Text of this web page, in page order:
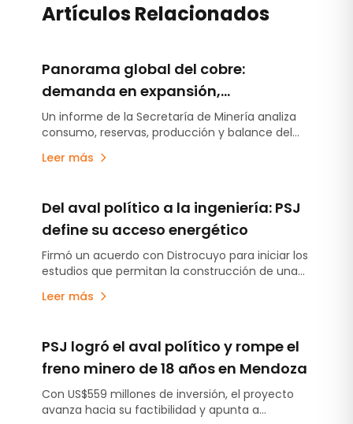
Artículos Relacionados
Panorama global del cobre:
demanda en expansión,
restricciones de oferta y
proyecciones de precios elevados
Un informe de la Secretaría de Minería analiza
consumo, reservas, producción y balance del
mercado mundial del cobre, con proyecciones
de déficit estructural hacia la próxima década.
Leer más
Del aval político a la ingeniería: PSJ
define su acceso energético
Firmó un acuerdo con Distrocuyo para iniciar los
estudios que permitan la construcción de una
nueva línea de 220 kV y una estación
transformadora en la alta montaña mendocina.
operación de alta demanda energética.
Leer más
PSJ logró el aval político y rompe el
freno minero de 18 años en Mendoza
Con US$559 millones de inversión, el proyecto
avanza hacia su factibilidad y apunta a